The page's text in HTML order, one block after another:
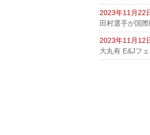
2023年11月22
田村選手が国
2023年11月12
大丸有 E&Jフ